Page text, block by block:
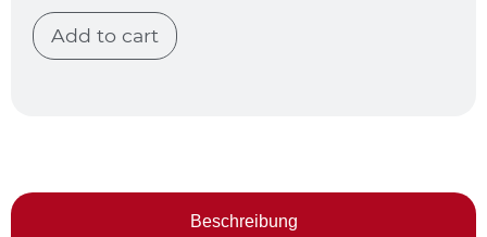
Add to cart
Beschreibung